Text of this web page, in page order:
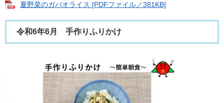
夏野菜のガパオライス [PDFファイル／381KB]
令和6年6月 手作りふりかけ